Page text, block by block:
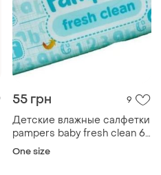
55 грн 9
Детские влажные салфетки
pampers baby fresh clean 64
шт!
One size